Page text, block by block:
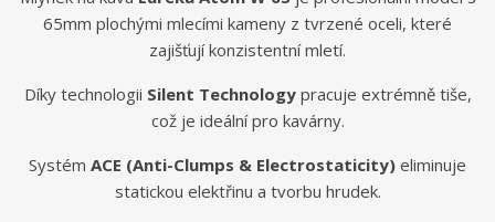
65mm plochými mlecími kameny z tvrzené oceli, které
zajišťují konzistentní mletí.
Díky technologii Silent Technologypracuje extrémně tiše,
což je ideální pro kavárny.
Systém ACE (Anti-Clumps & Electrostaticity) eliminuje
statickou elektřinu a tvorbu hrudek.